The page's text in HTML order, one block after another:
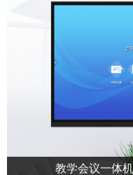
教学会议一体